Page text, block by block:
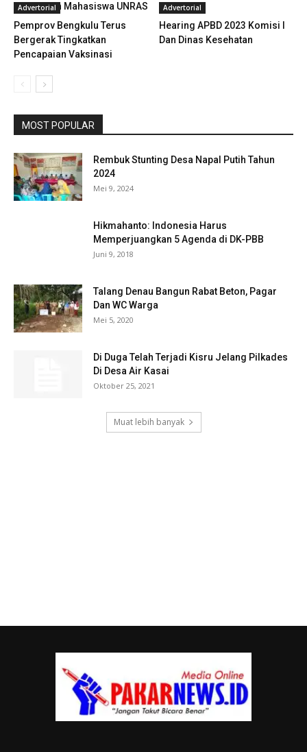
Kunjungan Mahasiswa UNRAS
Advertorial
Pemprov Bengkulu Terus
Bergerak Tingkatkan
Pencapaian Vaksinasi
Advertorial
Hearing APBD 2023 Komisi I
Dan Dinas Kesehatan
MOST POPULAR
Rembuk Stunting Desa Napal Putih Tahun
2024
Mei 9, 2024
Hikmahanto: Indonesia Harus
Memperjuangkan 5 Agenda di DK-PBB
Juni 9, 2018
Talang Denau Bangun Rabat Beton, Pagar
Dan WC Warga
Mei 5, 2020
Di Duga Telah Terjadi Kisru Jelang Pilkades
Di Desa Air Kasai
Oktober 25, 2021
Muat lebih banyak